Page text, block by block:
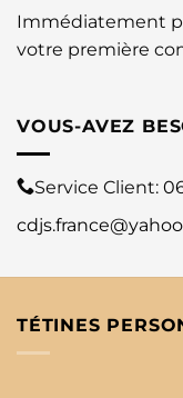
Immédiatement
votre première
VOUS-AVEZ
Service Client:
TÉTINES